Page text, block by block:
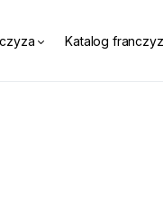
Katalog franczyz